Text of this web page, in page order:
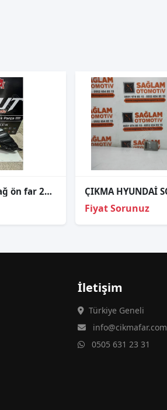
Hyundai tucson sağ ön far 2021-2024
Fiyat Sorunuz
İletişim
Türkiye Geneli
info@cikmafar.com
0505 631 23 31